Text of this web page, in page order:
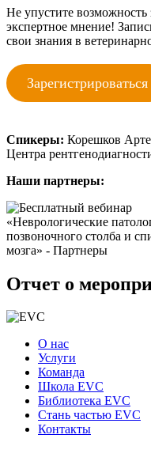
Не упустите возможность
экспертное мнение!
свои знания в
Зарегистрироваться
Спикеры: Корешков
Центра
Наши партнеры:
Отчет о
О нас
Услуги
Команда
Школа EVC
Библиотека EVC
Стань частью EVC
Контакты